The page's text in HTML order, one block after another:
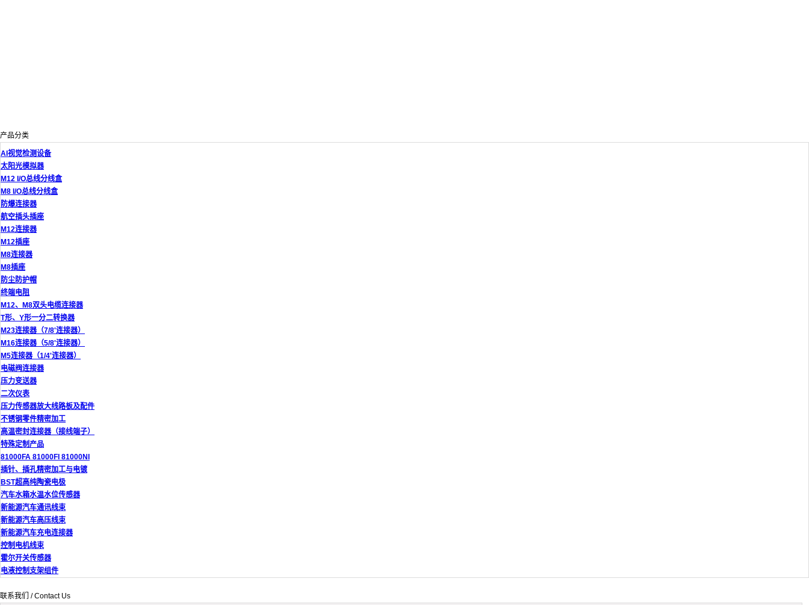
产品分类
AI视觉检测设备
太阳光模拟器
M12 I/O总线分线盒
M8 I/O总线分线盒
防爆连接器
航空插头插座
M12连接器
M12插座
M8连接器
M8插座
防尘防护帽
终端电阻
M12、M8双头电缆连接器
T形、Y形一分二转换器
M23连接器（7/8'连接器）
M16连接器（5/8'连接器）
M5连接器（1/4'连接器）
电磁阀连接器
压力变送器
二次仪表
压力传感器放大线路板及配件
不锈钢零件精密加工
高温密封连接器（接线端子）
特殊定制产品
81000FA 81000FI 81000NI
插针、插孔精密加工与电镀
BST超高纯陶瓷电极
汽车水箱水温水位传感器
新能源汽车通讯线束
新能源汽车高压线束
新能源汽车充电连接器
控制电机线束
霍尔开关传感器
电液控制支架组件
联系我们 / Contact Us